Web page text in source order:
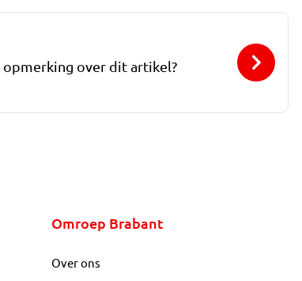
over dit artikel?
Omroep Brabant
Over ons